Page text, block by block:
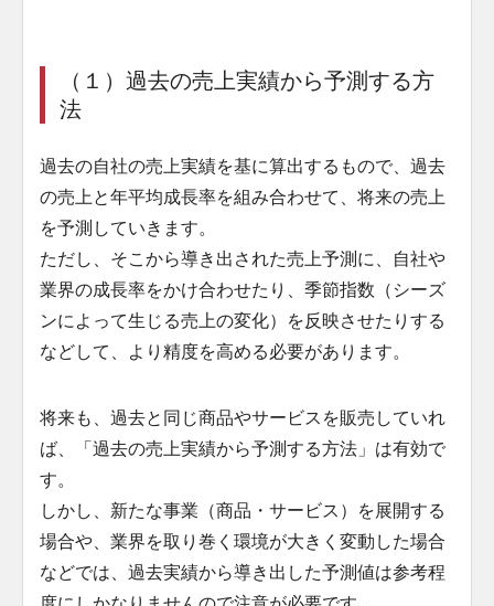
（１）過去の売上実績から予測する方
法
過去の自社の売上実績を基に算出するもので、過去
の売上と年平均成長率を組み合わせて、将来の売上
を予測していきます。
ただし、そこから導き出された売上予測に、自社や
業界の成長率をかけ合わせたり、季節指数（シーズ
ンによって生じる売上の変化）を反映させたりする
などして、より精度を高める必要があります。
将来も、過去と同じ商品やサービスを販売していれ
ば、「過去の売上実績から予測する方法」は有効で
す。
しかし、新たな事業（商品・サービス）を展開する
場合や、業界を取り巻く環境が大きく変動した場合
などでは、過去実績から導き出した予測値は参考程